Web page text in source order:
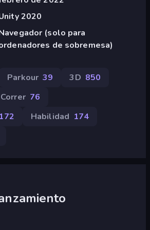
2020
(solo para
de sobremesa)
Parkour 39 3D 850
Correr 76
172 Habilidad 174